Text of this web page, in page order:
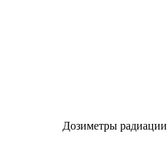
Дозиметры радиации